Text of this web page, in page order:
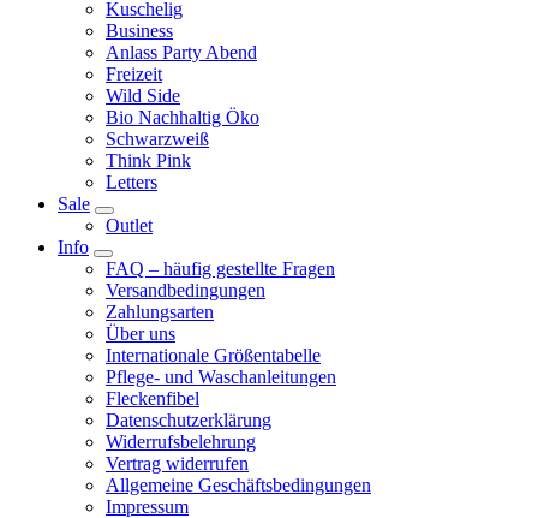
Kuschelig
Business
Anlass Party Abend
Freizeit
Wild Side
Bio Nachhaltig Öko
Schwarzweiß
Think Pink
Letters
Sale
Outlet
Info
FAQ – häufig gestellte Fragen
Versandbedingungen
Zahlungsarten
Über uns
Internationale Größentabelle
Pflege- und Waschanleitungen
Fleckenfibel
Datenschutzerklärung
Widerrufsbelehrung
Vertrag widerrufen
Allgemeine Geschäftsbedingungen
Impressum